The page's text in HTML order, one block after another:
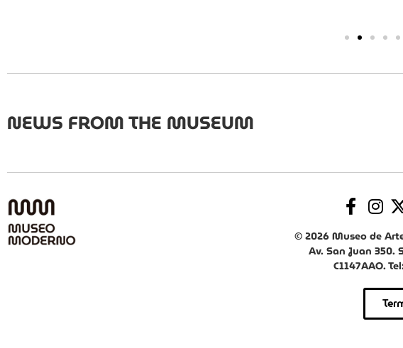
NEWS FROM THE MUSEUM
© 2026 Museo de
Av. San Juan 350.
C1147AAO.